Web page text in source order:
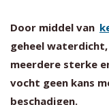
Door middel van
geheel
meerdere sterke
vocht geen kans
beschadigen.